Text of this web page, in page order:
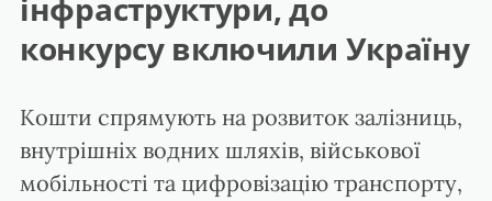
інфраструктури, до
конкурсу включили Україну
Кошти спрямують на розвиток залізниць,
внутрішніх водних шляхів, військової
мобільності та цифровізацію транспорту,